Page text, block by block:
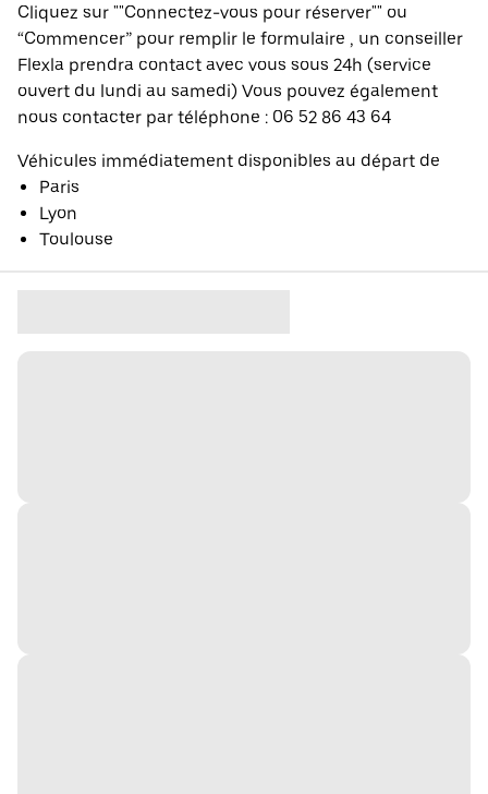
Cliquez sur ""Connectez-vous pour réserver"" ou
“Commencer” pour remplir le formulaire , un conseiller
Flexla prendra contact avec vous sous 24h (service
ouvert du lundi au samedi) Vous pouvez également
nous contacter par téléphone : 06 52 86 43 64
Véhicules immédiatement disponibles au départ de
Paris
Lyon
Toulouse